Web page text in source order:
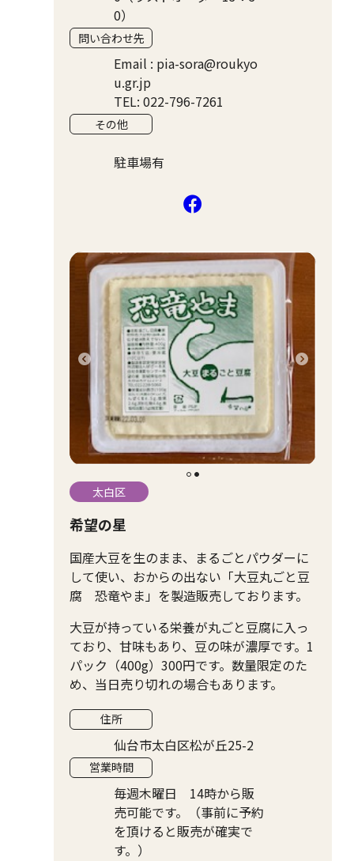
0）
問い合わせ先
Email : pia-sora@roukyo
u.gr.jp
TEL: 022-796-7261
その他
駐車場有
太白区
希望の星
国産大豆を生のまま、まるごとパウダーに
して使い、おからの出ない「大豆丸ごと豆
腐 恐竜やま」を製造販売しております。
大豆が持っている栄養が丸ごと豆腐に入っ
ており、甘味もあり、豆の味が濃厚です。1
パック（400g）300円です。数量限定のた
め、当日売り切れの場合もあります。
住所
仙台市太白区松が丘25-2
営業時間
毎週木曜日 14時から販
売可能です。（事前に予約
を頂けると販売が確実で
す。）